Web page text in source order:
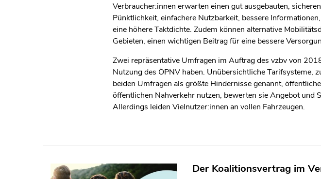
Verbraucher:innen erwarten einen gut ausgebauten,
Pünktlichkeit, einfachere Nutzbarkeit, bessere
eine höhere Taktdichte. Zudem können alternative
Gebieten, einen wichtigen Beitrag für eine bessere
Zwei repräsentative Umfragen im Auftrag des vzbv von
Nutzung des ÖPNV haben. Unübersichtliche Tarifsysteme,
beiden Umfragen als größte Hindernisse genannt,
öffentlichen Nahverkehr nutzen, bewerten sie Angebot und
Allerdings leiden Vielnutzer:innen an vollen Fahrzeugen.
Der Koalitionsvertrag im